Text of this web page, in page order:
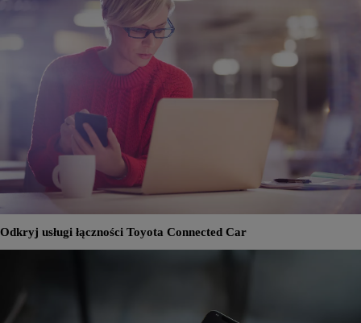
Odkryj usługi łączności Toyota Connected Car